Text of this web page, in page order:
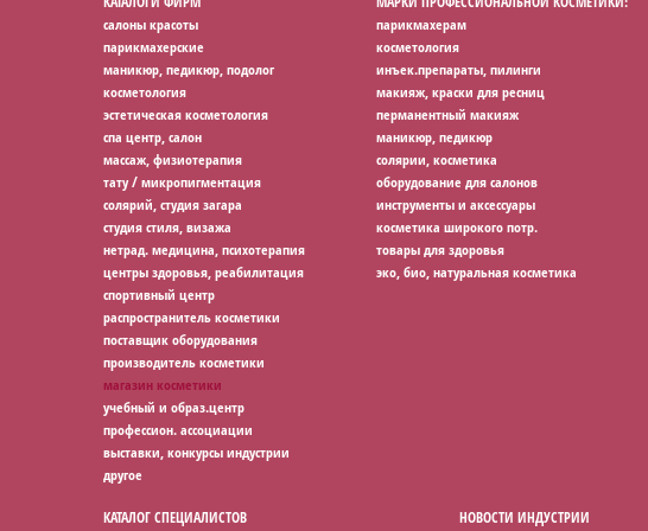
салоны красоты
парикмахерские
маникюр, педикюр, подолог
косметология
эстетическая косметология
спа центр, салон
массаж, физиотерапия
тату / микропигментация
солярий, студия загара
студия стиля, визажа
нетрад. медицина, психотерапия
центры здоровья, реабилитация
спортивный центр
распространитель косметики
поставщик оборудования
производитель косметики
магазин косметики
учебный и образ.центр
профессион. ассоциации
выставки, конкурсы индустрии
другое
парикмахерам
косметология
инъек.препараты, пилинги
макияж, краски для ресниц
перманентный макияж
маникюр, педикюр
солярии, косметика
оборудование для салонов
инструменты и аксессуары
косметика широкого потр.
товары для здоровья
эко, био, натуральная косметика
КАТАЛОГ СПЕЦИАЛИСТОВ НОВОСТИ ИНДУСТРИИ